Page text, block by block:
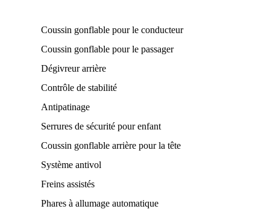
Coussin gonflable pour le conducteur
Coussin gonflable pour le passager
Dégivreur arrière
Contrôle de stabilité
Antipatinage
Serrures de sécurité pour enfant
Coussin gonflable arrière pour la tête
Système antivol
Freins assistés
Phares à allumage automatique